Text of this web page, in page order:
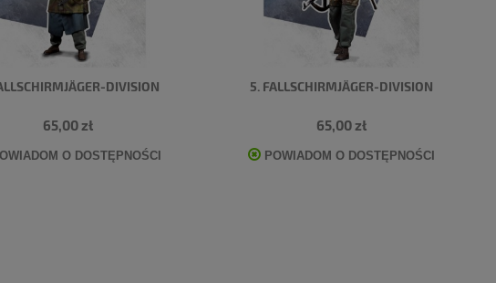
DIVISION
65,00 zł
O DOSTĘPNOŚCI
5. FALLSCHIRMJÄGER-DIVISION
65,00 zł
POWIADOM O DOSTĘPNOŚCI